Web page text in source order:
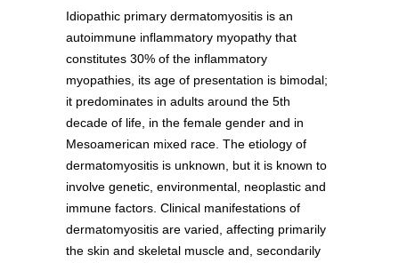
Idiopathic primary dermatomyositis is an
autoimmune inflammatory myopathy that
constitutes 30% of the inflammatory
myopathies, its age of presentation is bimodal;
it predominates in adults around the 5th
decade of life, in the female gender and in
Mesoamerican mixed race. The etiology of
dermatomyositis is unknown, but it is known to
involve genetic, environmental, neoplastic and
immune factors. Clinical manifestations of
dermatomyositis are varied, affecting primarily
the skin and skeletal muscle and, secondarily